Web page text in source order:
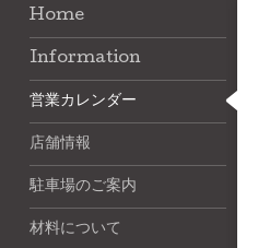
Home
Information
営業カレンダー
店舗情報
駐車場のご案内
材料について